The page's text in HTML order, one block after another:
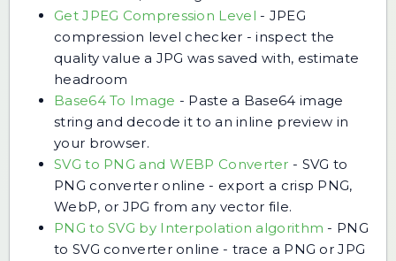
Get JPEG Compression Level - JPEG
compression level checker - inspect the
quality value a JPG was saved with, estimate
headroom
Base64 To Image - Paste a Base64 image
string and decode it to an inline preview in
your browser.
SVG to PNG and WEBP Converter - SVG to
PNG converter online - export a crisp PNG,
WebP, or JPG from any vector file.
PNG to SVG by Interpolation algorithm - PNG
to SVG converter online - trace a PNG or JPG